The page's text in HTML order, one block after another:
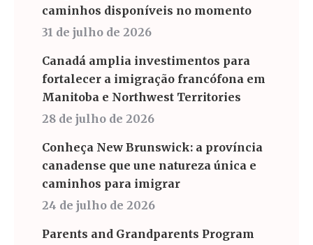
caminhos disponíveis no momento
31 de julho de 2026
Canadá amplia investimentos para
fortalecer a imigração francófona em
Manitoba e Northwest Territories
28 de julho de 2026
Conheça New Brunswick: a província
canadense que une natureza única e
caminhos para imigrar
24 de julho de 2026
Parents and Grandparents Program